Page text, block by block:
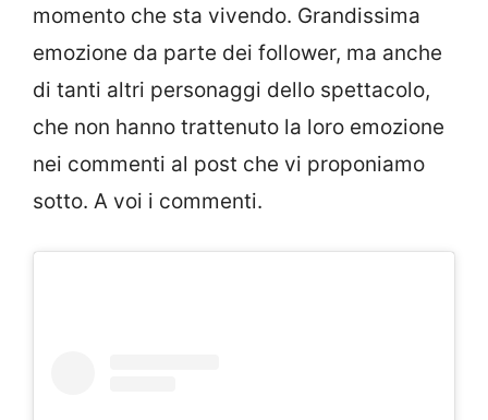
momento che sta vivendo. Grandissima
emozione da parte dei follower, ma anche
di tanti altri personaggi dello spettacolo,
che non hanno trattenuto la loro emozione
nei commenti al post che vi proponiamo
sotto. A voi i commenti.